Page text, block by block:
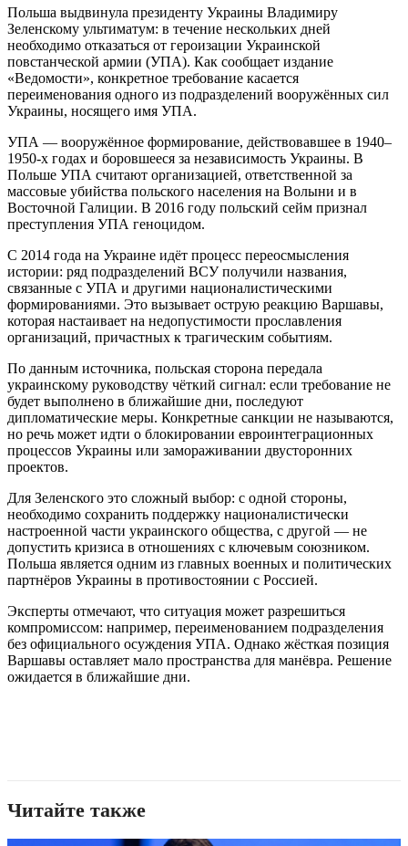
Польша выдвинула президенту Украины Владимиру
Зеленскому ультиматум: в течение нескольких дней
необходимо отказаться от героизации Украинской
повстанческой армии (УПА). Как сообщает издание
«Ведомости», конкретное требование касается
переименования одного из подразделений вооружённых сил
Украины, носящего имя УПА.
УПА — вооружённое формирование, действовавшее в 1940–
1950-х годах и боровшееся за независимость Украины. В
Польше УПА считают организацией, ответственной за
массовые убийства польского населения на Волыни и в
Восточной Галиции. В 2016 году польский сейм признал
преступления УПА геноцидом.
С 2014 года на Украине идёт процесс переосмысления
истории: ряд подразделений ВСУ получили названия,
связанные с УПА и другими националистическими
формированиями. Это вызывает острую реакцию Варшавы,
которая настаивает на недопустимости прославления
организаций, причастных к трагическим событиям.
По данным источника, польская сторона передала
украинскому руководству чёткий сигнал: если требование не
будет выполнено в ближайшие дни, последуют
дипломатические меры. Конкретные санкции не называются,
но речь может идти о блокировании евроинтеграционных
процессов Украины или замораживании двусторонних
проектов.
Для Зеленского это сложный выбор: с одной стороны,
необходимо сохранить поддержку националистически
настроенной части украинского общества, с другой — не
допустить кризиса в отношениях с ключевым союзником.
Польша является одним из главных военных и политических
партнёров Украины в противостоянии с Россией.
Эксперты отмечают, что ситуация может разрешиться
компромиссом: например, переименованием подразделения
без официального осуждения УПА. Однако жёсткая позиция
Варшавы оставляет мало пространства для манёвра. Решение
ожидается в ближайшие дни.
Читайте также